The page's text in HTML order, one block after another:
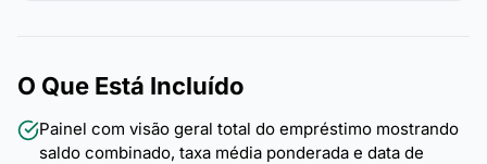
O Que Está Incluído
Painel com visão geral total do empréstimo mostrando
saldo combinado, taxa média ponderada e data de